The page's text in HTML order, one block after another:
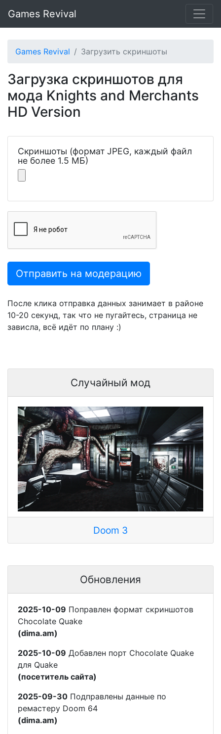
Games Revival
Games Revival Загрузить скриншоты
Загрузка скриншотов для
мода Knights and Merchants
HD Version
Скриншоты (формат JPEG, каждый файл
не более 1.5 МБ)
Отправить на модерацию
После клика отправка данных занимает в районе
10-20 секунд, так что не пугайтесь, страница не
зависла, всё идёт по плану :)
Случайный мод
Doom 3
Обновления
2025-10-09 Поправлен формат скриншотов
Chocolate Quake
(dima.am)
2025-10-09 Добавлен порт Chocolate Quake
для Quake
(посетитель сайта)
2025-09-30 Подправлены данные по
ремастеру Doom 64
(dima.am)